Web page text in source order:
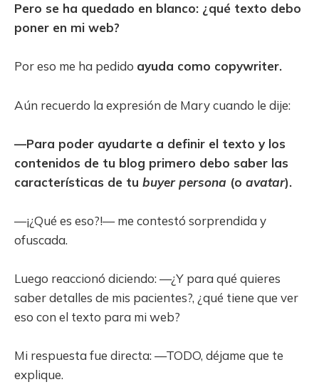
Pero se ha quedado en blanco: ¿qué texto debo
poner en mi web?
Por eso me ha pedido ayuda como copywriter.
Aún recuerdo la expresión de Mary cuando le dije:
—Para poder ayudarte a definir el texto y los
contenidos de tu blog primero debo saber las
características de tu buyer persona (o avatar).
—¡¿Qué es eso?!— me contestó sorprendida y
ofuscada.
Luego reaccionó diciendo: —¿Y para qué quieres
saber detalles de mis pacientes?, ¿qué tiene que ver
eso con el texto para mi web?
Mi respuesta fue directa: —TODO, déjame que te
explique.